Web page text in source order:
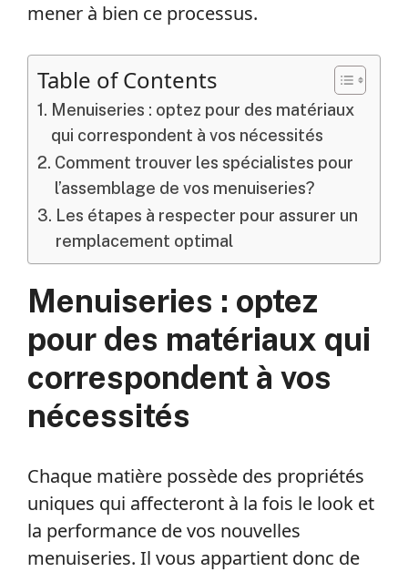
mener à bien ce processus.
Table of Contents
Menuiseries : optez pour des matériaux
qui correspondent à vos nécessités
Comment trouver les spécialistes pour
l’assemblage de vos menuiseries?
Les étapes à respecter pour assurer un
remplacement optimal
Menuiseries : optez
pour des matériaux qui
correspondent à vos
nécessités
Chaque matière possède des propriétés
uniques qui affecteront à la fois le look et
la performance de vos nouvelles
menuiseries. Il vous appartient donc de